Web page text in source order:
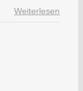
Weiterlesen